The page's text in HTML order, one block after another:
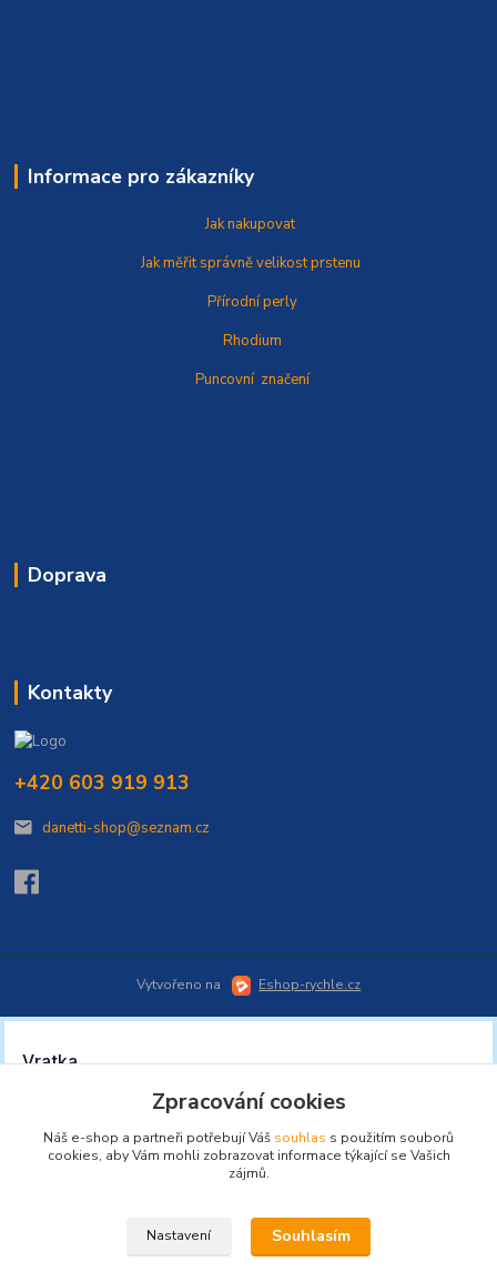
Informace pro zákazníky
Jak nakupovat
Jak měřit správněvelikost prstenu
Přírodní perly
Rhodium
Puncovní značení
Doprava
Kontakty
+420 603 919 913
danetti-shop@seznam.cz
Vytvořeno na Eshop-rychle.cz
Zpracování cookies
Náš e-shop a partneři potřebují Váš souhlas s použitím souborů
cookies, aby Vám mohli zobrazovat informace týkající se Vašich
zájmů.
Nastavení Souhlasím